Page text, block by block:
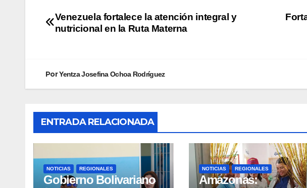
Venezuela fortalece la atención integral y
nutricional en la Ruta Materna
PorYentza Josefina Ochoa Rodríguez
ENTRADA RELACIONADA
NOTICIAS REGIONALES
Gobierno Bolivariano
NOTICIAS REGIONALES
​Amazonas: